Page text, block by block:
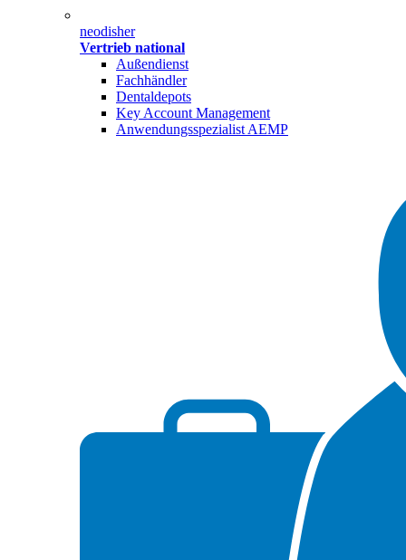
neodisher
Vertrieb national
Außendienst
Fachhändler
Dentaldepots
Key Account Management
Anwendungsspezialist AEMP